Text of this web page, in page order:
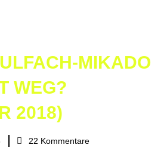
MIKADO
WEG?
2018)
22 Kommentare